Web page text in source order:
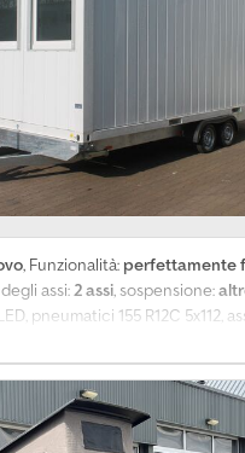
, Funzionalità: perfettamente
assi:2 assi, sospensione:
pneumatici 155 R12C
Credpfx Aji Ha Eyoknof
a un costo aggiuntivo!
delle pareti in lana
del container: 2540 mm, 1
fino a 900 kg!